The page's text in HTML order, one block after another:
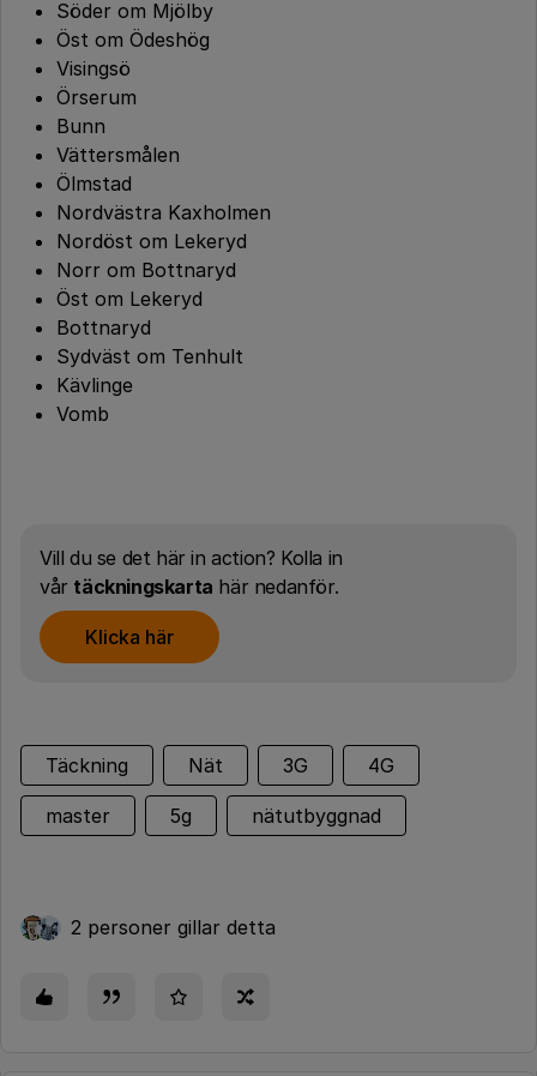
Söder om Mjölby
Öst om Ödeshög
Visingsö
Örserum
Bunn
Vättersmålen
Ölmstad
Nordvästra Kaxholmen
Nordöst om Lekeryd
Norr om Bottnaryd
Öst om Lekeryd
Bottnaryd
Sydväst om Tenhult
Kävlinge
Vomb
Vill du se det här in action? Kolla in
vår täckningskarta här nedanför.
Klicka här
Täckning Nät 3G 4G
master 5g nätutbyggnad
2 personer gillar detta